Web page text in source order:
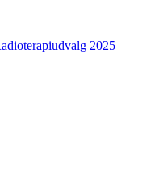
2025